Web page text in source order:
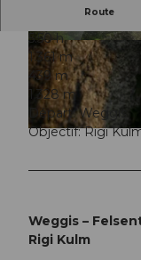
© Rita Baggenstos, Schwyzer
© Wanderblondies, RIGI
Route
5:50 h
1.361 m
439 m
1.328 m
Départ: Weggis
Objectif: Rigi
Weggis –
Rigi Kulm